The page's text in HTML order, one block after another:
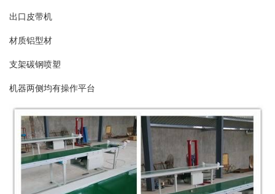
出口皮带机
材质铝型材
支架碳钢喷塑
机器两侧均有操作平台